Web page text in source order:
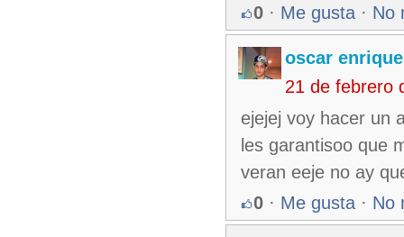
0 · Me gusta · No
oscar enrique
21 de febrero
ejejej voy hacer un
les garantisoo que
veran eeje no ay
0 · Me gusta · No